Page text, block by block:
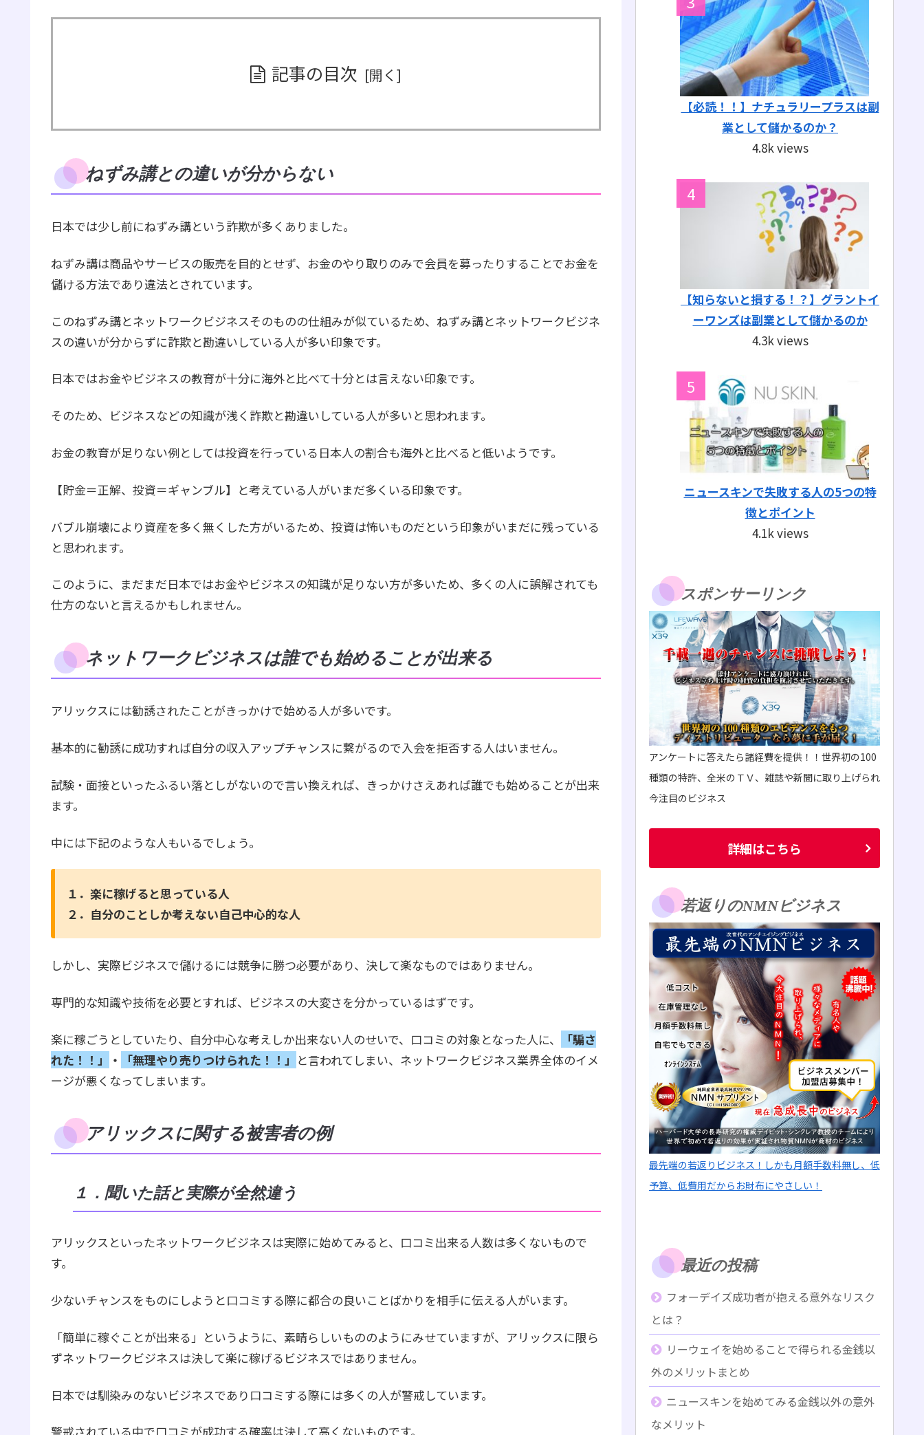
記事の目次
ねずみ講との違いが分からない
日本では少し前にねずみ講という詐欺が多くありました。
ねずみ講は商品やサービスの販売を目的とせず、お金のやり取りのみで会員を募ったりすることでお金を
儲ける方法であり違法とされています。
このねずみ講とネットワークビジネスそのものの仕組みが似ているため、ねずみ講とネットワークビジネ
スの違いが分からずに詐欺と勘違いしている人が多い印象です。
日本ではお金やビジネスの教育が十分に海外と比べて十分とは言えない印象です。
そのため、ビジネスなどの知識が浅く詐欺と勘違いしている人が多いと思われます。
お金の教育が足りない例としては投資を行っている日本人の割合も海外と比べると低いようです。
【貯金＝正解、投資＝ギャンブル】と考えている人がいまだ多くいる印象です。
バブル崩壊により資産を多く無くした方がいるため、投資は怖いものだという印象がいまだに残っている
と思われます。
このように、まだまだ日本ではお金やビジネスの知識が足りない方が多いため、多くの人に誤解されても
仕方のないと言えるかもしれません。
ネットワークビジネスは誰でも始めることが出来る
アリックスには勧誘されたことがきっかけで始める人が多いです。
基本的に勧誘に成功すれば自分の収入アップチャンスに繋がるので入会を拒否する人はいません。
試験・面接といったふるい落としがないので言い換えれば、きっかけさえあれば誰でも始めることが出来
ます。
中には下記のような人もいるでしょう。
１．楽に稼げると思っている人
２．自分のことしか考えない自己中心的な人
しかし、実際ビジネスで儲けるには競争に勝つ必要があり、決して楽なものではありません。
専門的な知識や技術を必要とすれば、ビジネスの大変さを分かっているはずです。
楽に稼ごうとしていたり、自分中心な考えしか出来ない人のせいで、口コミの対象となった人に、
「騙さ
れた！！」
・ 「無理やり売りつけられた！！」 と言われてしまい、ネットワークビジネス業界全体のイメ
ージが悪くなってしまいます。
アリックスに関する被害者の例
１．聞いた話と実際が全然違う
アリックスといったネットワークビジネスは実際に始めてみると、口コミ出来る人数は多くないもので
す。
少ないチャンスをものにしようと口コミする際に都合の良いことばかりを相手に伝える人がいます。
「簡単に稼ぐことが出来る」というように、素晴らしいもののようにみせていますが、アリックスに限ら
ずネットワークビジネスは決して楽に稼げるビジネスではありません。
日本では馴染みのないビジネスであり口コミする際には多くの人が警戒しています。
警戒されている中で口コミが成功する確率は決して高くないものです。
【必読！！】ナチュラリープラスは副
業として儲かるのか？
4.8k views
【知らないと損する！？】グラントイ
ーワンズは副業として儲かるのか
4.3k views
ニュースキンで失敗する人の5つの特
徴とポイント
4.1k views
スポンサーリンク
アンケートに答えたら諸経費を提供！！世界初の100
種類の特許、全米のＴＶ、雑誌や新聞に取り上げられ
今注目のビジネス
詳細はこちら
若返りのNMNビジネス
最先端の若返りビジネス！しかも月額手数料無し、低
予算、低費用だからお財布にやさしい！
最近の投稿
フォーデイズ成功者が抱える意外なリスク
とは？
リーウェイを始めることで得られる金銭以
外のメリットまとめ
ニュースキンを始めてみる金銭以外の意外
なメリット